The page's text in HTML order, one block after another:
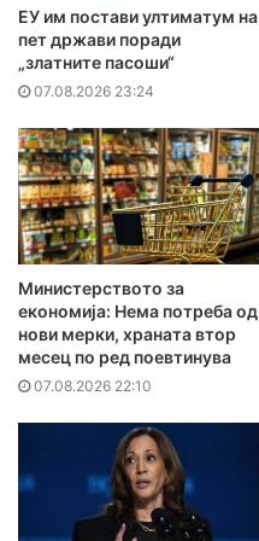
ЕУ им постави ултиматум на
пет држави поради
„златните пасоши“
07.08.2026 23:24
Министерството за
економија: Нема потреба од
нови мерки, храната втор
месец по ред поевтинува
07.08.2026 22:10